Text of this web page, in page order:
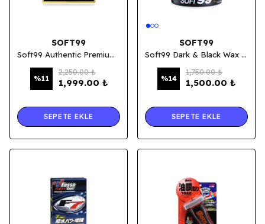
SOFT99
Soft99 Authentic Premium Carnauba Wax 200 gr
%11
2,250.00 ₺
1,999.00 ₺
SEPETE EKLE
SOFT99
Soft99 Dark & Black Wax Boya Koruyucu Wax 300gr
%14
1,750.00 ₺
1,500.00 ₺
SEPETE EKLE